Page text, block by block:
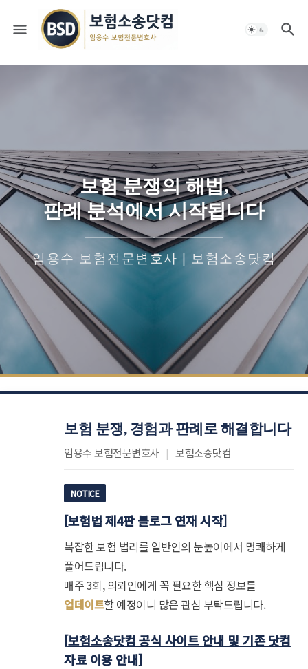
보험 분쟁의 해법,
판례 분석에서 시작됩니다
임용수 보험전문변호사 | 보험소송닷컴
보험 분쟁, 경험과 판례로 해결합니다
임용수 보험전문변호사 | 보험소송닷컴
NOTICE
[보험법 제4판 블로그 연재 시작]
복잡한 보험 법리를 일반인의 눈높이에서 명쾌하게
풀어드립니다.
매주 3회, 의뢰인에게 꼭 필요한 핵심 정보를
업데이트할 예정이니 많은 관심 부탁드립니다.
[보험소송닷컴 공식 사이트 안내 및 기존 닷컴
자료 이용 안내]